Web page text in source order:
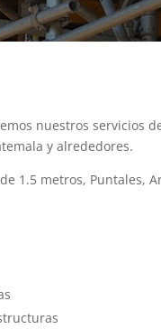
nuestros servicios
y alrededores.
1.5 metros, Puntales,